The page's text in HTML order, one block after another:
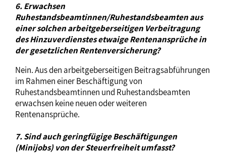
6. Erwachsen
Ruhestandsbeamtinnen/Ruhestandsbeamten aus
einer solchen arbeitgeberseitigen Verbeitragung
des Hinzuverdienstes etwaige Rentenansprüche in
der gesetzlichen Rentenversicherung?
Nein. Aus den arbeitgeberseitigen Beitragsabführungen
im Rahmen einer Beschäftigung von
Ruhestandsbeamtinnen und Ruhestandsbeamten
erwachsen keine neuen oder weiteren
Rentenansprüche.
7. Sind auch geringfügige Beschäftigungen
(Minijobs) von der Steuerfreiheit umfasst?